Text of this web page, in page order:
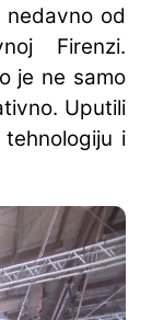
od
Firenzi.
je ne samo
Uputili
i